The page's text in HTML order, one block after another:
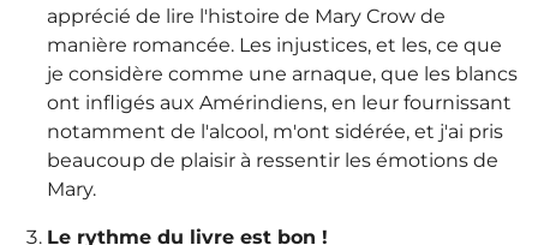
apprécié de lire l'histoire de Mary Crow de
manière romancée. Les injustices, et les, ce que
je considère comme une arnaque, que les blancs
ont infligés aux Amérindiens, en leur fournissant
notamment de l'alcool, m'ont sidérée, et j'ai pris
beaucoup de plaisir à ressentir les émotions de
Mary.
Le rythme du livre est bon !